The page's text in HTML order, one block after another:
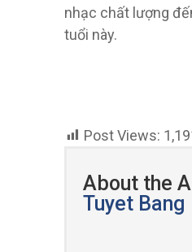
nhạc chất lượng
tuổi này.
Post Views:
About the
Tuyet Bang